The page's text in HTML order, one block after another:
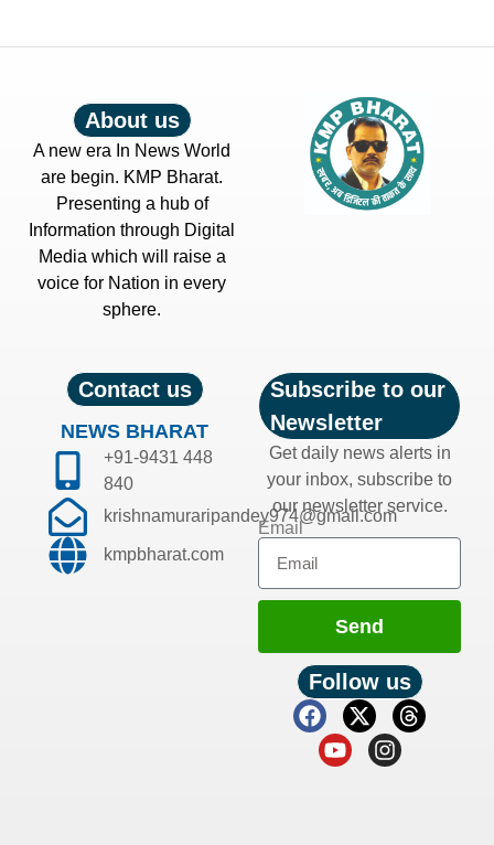
About us
A new era In News World
are begin. KMP Bharat.
Presenting a hub of
Information through Digital
Media which will raise a
voice for Nation in every
sphere.
Contact us
NEWS BHARAT
+91-9431 448
840
krishnamuraripandey974@gmail.com
kmpbharat.com
Subscribe to our
Newsletter
Get daily news alerts in
your inbox, subscribe to
our newsletter service.
Email
Send
Follow us